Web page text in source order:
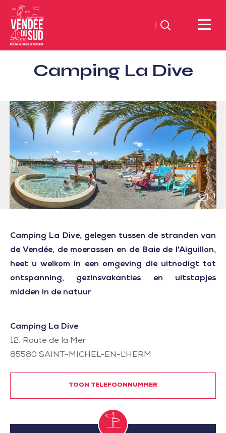
Sud
Vendée
kantoor
Zoeken
Camping La Dive
1
Camping La Dive, gelegen tussen de stranden van
de Vendée, de moerassen en de Baie de l'Aiguillon,
heet u welkom in een omgeving die uitnodigt tot
ontspanning, gezinsvakanties en uitstapjes
midden in de natuur
Camping La Dive
12, Route de la Mer
85580 SAINT-MICHEL-EN-L'HERM
TOON TELEFOONNUMMER